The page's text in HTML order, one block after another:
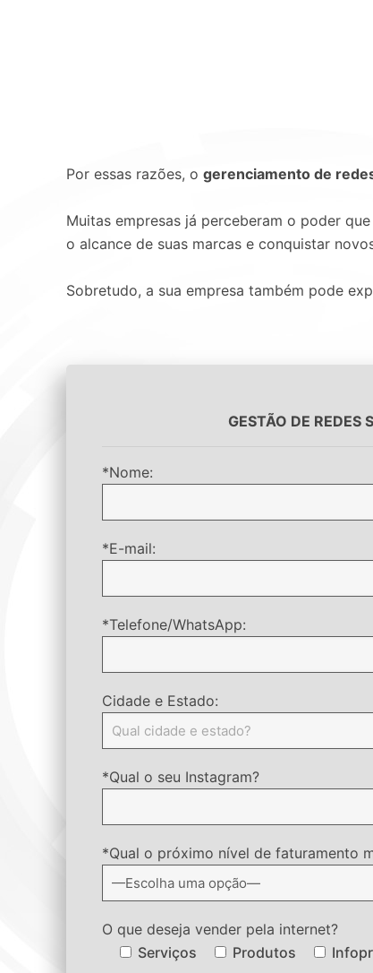
Por essas razões, o gerenciamento de
Muitas empresas já perceberam o poder
o alcance de suas marcas e conquistar
Sobretudo, a sua empresa também pode
GESTÃO DE REDES
*Nome:
*E-mail:
*Telefone/WhatsApp:
Cidade e Estado:
*Qual o seu Instagram?
*Qual o próximo nível de faturamento
O que deseja vender pela internet?
Serviços
Produtos